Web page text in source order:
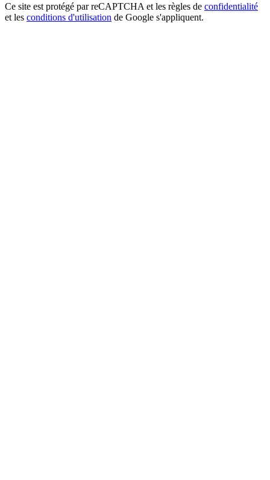
Ce site est protégé par reCAPTCHA et les règles de confidentialité
et les conditions d'utilisation de Google s'appliquent.